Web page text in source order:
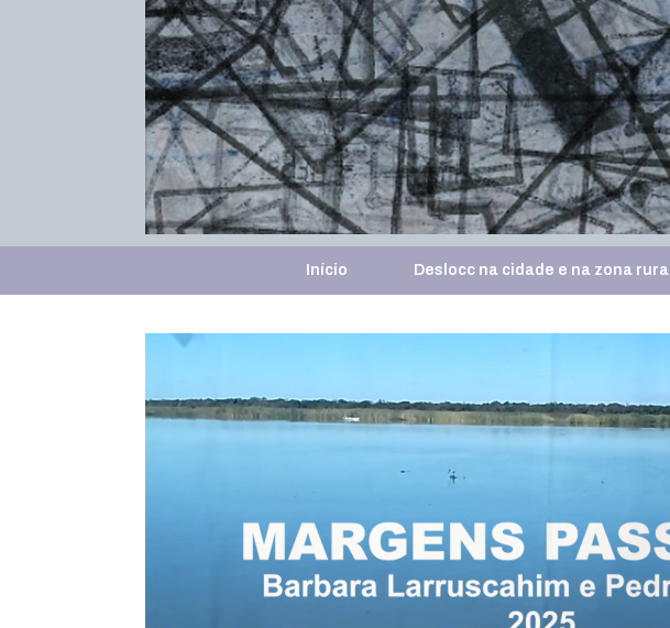
Início Deslocc na cidade e na zona rural